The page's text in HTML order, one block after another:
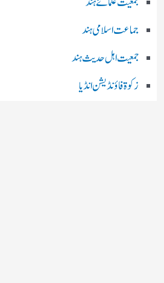
جماعت اسلامی ہند
جمعیت اہل حدیث ہند
زکوۃ فاؤنڈیشن انڈیا